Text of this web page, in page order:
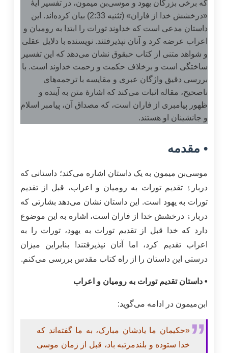
که برخی بزرگان یهود و موسی‌بن میمون، در تفسیر آیهٔ
«درخشش خدا از فاران» (تثنیه 2:33) بیان کرده‌اند. این
داستان مدعی است که خداوند تورات را ابتدا به رومیان و
اعراب عرضه کرد و آنان نپذیرفتند. نویسنده با دلایل عقلی
و شواهد متنی از کتاب حبقوق نشان می‌دهد که این تفسیر
ساختگی است و برخلاف حکمت و رحمت خداوند است. با
بررسی دقیق واژگان عبری و مقایسه با ترجمه‌های
ناصحیح، مقاله اثبات می‌کند که اشارهٔ متن به آینده و
ظهور پیامبری از فاران است، که مصداق آن، پیامبر اسلام
و جانشینان او هستند.
• مقدمه
موسی‌بن میمون به یک داستان اشاره می‌کند؛ داستانی که
دربارﮤ تقدیم تورات به رومیان و اعراب، قبل از تقدیم
تورات به یهود است. این داستان نشان می‌دهد بشارتی که
دربارﮤ درخشش خدا از فاران است، اشاره به این موضوع
دارد که خدا قبل از تقدیم تورات به یهود، تورات را به
اعراب تقدیم کرد، اما آنان نپذیرفتند! بنابراین میزان
درستی این داستان را از راه کتاب مقدس بررسی می‌کنم.
• داستان تقدیم تورات به رومیان و اعراب
ابن‌میمون در ادامه می‌گوید:
«حکیمان ما یادشان مبارک، به ما گفته‌اند که
خدا ستوده و بلندمرتبه باد، قبل از زمان موسی